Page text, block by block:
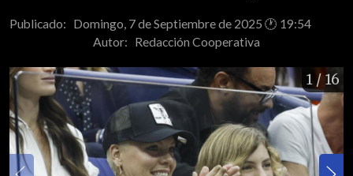
Publicado: Domingo, 7 de Septiembre de 2025 🕐 19:54
Autor: Redacción Cooperativa
1 / 16